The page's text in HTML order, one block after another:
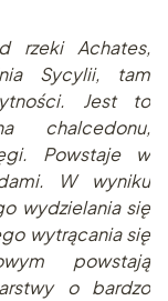
Achates,
Sycylii, tam
Jest to
chalcedonu,
Powstaje w
W wyniku
wydzielania się
wytrącania się
powstają
o bardzo